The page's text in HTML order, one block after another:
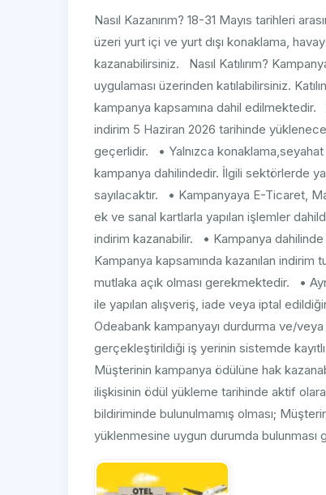
Nasıl Kazanırım? 18-31 Mayıs tarihleri
üzeri yurt içi ve yurt dışı konaklama,
kazanabilirsiniz. Nasıl Katılırım?
uygulaması üzerinden katılabilirsiniz.
kampanya kapsamına dahil edilmektedir.
indirim 5 Haziran 2026 tarihinde
geçerlidir. • Yalnızca
kampanya dahilindedir. İlgili sektörlerde
sayılacaktır. • Kampanyaya E-Ticaret,
ek ve sanal kartlarla yapılan işlemler
indirim kazanabilir. • Kampanya
Kampanya kapsamında kazanılan indirim
mutlaka açık olması gerekmektedir. •
ile yapılan alışveriş, iade veya iptal
Odeabank kampanyayı durdurma ve/
gerçekleştirildiği iş yerinin sistemde
Müşterinin kampanya ödülüne hak
ilişkisinin ödül yükleme tarihinde aktif
bildiriminde bulunulmamış olması;
yüklenmesine uygun durumda